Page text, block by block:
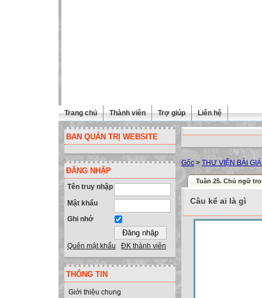
Trang chủ Thành viên Trợ giúp Liên hệ
BAN QUẢN TRỊ WEBSITE
ĐĂNG NHẬP
Tên truy nhập
Mật khẩu
Ghi nhớ
Quên mật khẩu ĐK thành viên
THÔNG TIN
Giới thiệu chung
Gốc > THƯ VIỆN BÀI
Tuần 25. Chủ ngữ
Câu kể ai là gì